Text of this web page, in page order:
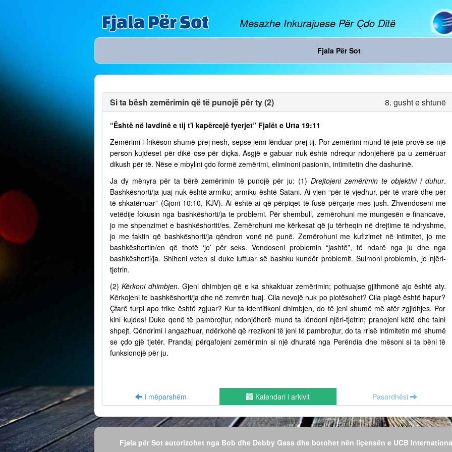
Fjala Për Sot Mesazhe Inkurajuese Për Çdo Ditë
Fjala Për Sot
Si ta bësh zemërimin që të punojë për ty (2) 8. gusht e shtunë
“Është në lavdinë e tij t'i kapërcejë fyerjet” Fjalët e Urta 19:11
Zemërimi i frikëson shumë prej nesh, sepse jemi lënduar prej tij. Por zemërimi mund të jetë provë se një
person kujdeset për dikë ose për diçka. Asgjë e gabuar nuk është ndrequr ndonjëherë pa u zemëruar
dikush për të. Nëse e mbyllni çdo formë zemërimi, eliminoni pasionin, intimitetin dhe dashurinë.
Ja dy mënyra për ta bërë zemërimin të punojë për ju: (1) Drejtojeni zemërimin te objektivi i duhur.
Bashkëshorti/ja juaj nuk është armiku; armiku është Satani. Ai vjen “për të vjedhur, për të vrarë dhe për
të shkatërruar” (Gjoni 10:10, KJV). Ai është ai që përpiqet të fusë përçarje mes jush. Zhvendoseni me
vetëdije fokusin nga bashkëshorti/ja te problemi. Për shembull, zemërohuni me mungesën e financave,
jo me shpenzimet e bashkëshortit/es. Zemërohuni me kërkesat që ju tërheqin në drejtime të ndryshme,
jo me faktin që bashkëshorti/ja qëndron vonë në punë. Zemërohuni me kufizimet në intimitet, jo me
bashkëshortin/en që thotë ‘jo’ për seks. Vendoseni problemin “jashtë”, të ndarë nga ju dhe nga
bashkëshorti/ja. Shiheni veten si duke luftuar së bashku kundër problemit. Sulmoni problemin, jo njëri-
tjetrin.
(2)Kërkoni dhimbjen. Gjeni dhimbjen që e ka shkaktuar zemërimin; pothuajse gjithmonë ajo është aty.
Kërkojeni te bashkëshorti/ja dhe në zemrën tuaj. Cila nevojë nuk po plotësohet? Cila plagë është hapur?
Çfarë turpi apo frike është zgjuar? Kur ta identifikoni dhimbjen, do të jeni shumë më afër zgjidhjes. Por
kini kujdes! Duke qenë të pambrojtur, ndonjëherë mund ta lëndoni njëri-tjetrin; pranojeni këtë dhe falni
shpejt. Qëndrimi i angazhuar, ndërkohë që rrezikoni të jeni të pambrojtur, do ta rrisë intimitetin më shumë
se çdo gjë tjetër. Prandaj përqafojeni zemërimin si një dhuratë nga Perëndia dhe mësoni si ta bëni të
funksionojë për ju.
I mëparshëm Kalendari i arkivit Pasardhësi
Fjala për Sot autorizohet nga Bob dhe Debby Gass dhe botohet nën liçensën e UCB